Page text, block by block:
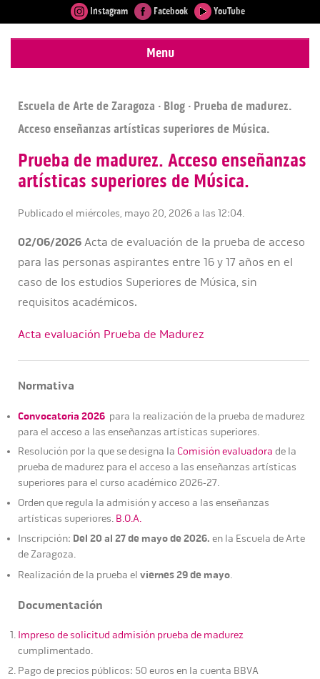
Instagram Facebook YouTube
Menu
Escuela de Arte de Zaragoza · Blog · Prueba de madurez.
Acceso enseñanzas artísticas superiores de Música.
Prueba de madurez. Acceso enseñanzas
artísticas superiores de Música.
Publicado el miércoles, mayo 20, 2026 a las 12:04.
02/06/2026 Acta de evaluación de la prueba de acceso
para las personas aspirantes entre 16 y 17 años en el
caso de los estudios Superiores de Música, sin
requisitos académicos.
Acta evaluación Prueba de Madurez
Normativa
Convocatoria 2026 para la realización de la prueba de madurez
para el acceso a las enseñanzas artísticas superiores.
Resolución por la que se designa la Comisión evaluadora de la
prueba de madurez para el acceso a las enseñanzas artísticas
superiores para el curso académico 2026-27.
Orden que regula la admisión y acceso a las enseñanzas
artísticas superiores. B.O.A.
Inscripción: Del 20 al 27 de mayo de 2026. en la Escuela de Arte
de Zaragoza.
Realización de la prueba el viernes 29 de mayo.
Documentación
Impreso de solicitud admisión prueba de madurez
cumplimentado.
Pago de precios públicos: 50 euros en la cuenta BBVA